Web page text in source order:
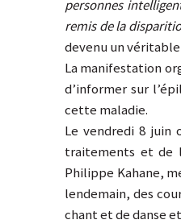
personnes
remis de la
devenu un
La manifestation
d’informer sur
cette maladie.
Le vendredi 8 juin
traitements et de
Philippe Kahane,
lendemain, des
chant et de danse